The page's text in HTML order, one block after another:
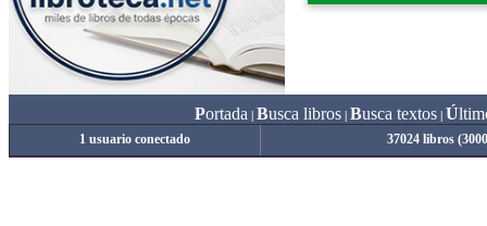
Portada Busca libros| Busca textos| Ú
1 usuario conectado 37024 libros